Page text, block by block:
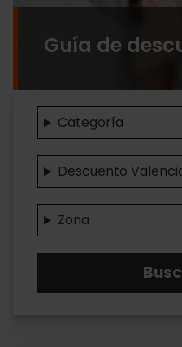
Guía de
Categoría
Descuento
Zona